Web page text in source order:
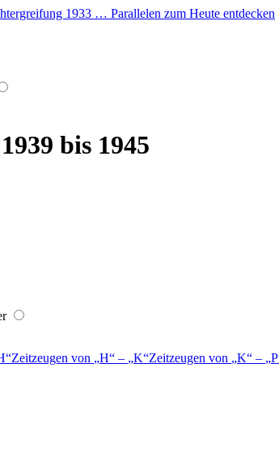
1933 … Parallelen zum Heute entdecken
Zeitzeugen von H – K Zeitzeugen von K – P
bis 1945